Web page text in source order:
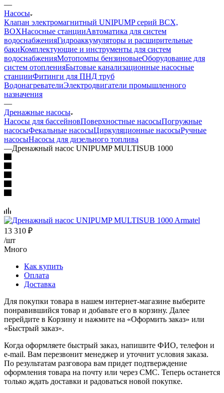
—
Насосы
Клапан электромагнитный UNIPUMP серий BCX,
BOXНасосные станцииАвтоматика для систем
водоснабженияГидроаккумуляторы и расширительные
бакиКомплектующие и инструменты для систем
водоснабженияМотопомпы бензиновыеОборудование для
систем отопленияБытовые канализационные насосные
станцииФитинги для ПНД труб
ВодонагревателиЭлектродвигатели промышленного
назначения
—
Дренажные насосы
Насосы для бассейновПоверхностные насосыПогружные
насосыФекальные насосыЦиркуляционные насосыРучные
насосыНасосы для дизельного топлива
—Дренажный насос UNIPUMP MULTISUB 1000
13 310 ₽
/шт
Много
Как купить
Оплата
Доставка
Для покупки товара в нашем интернет-магазине выберите
понравившийся товар и добавьте его в корзину. Далее
перейдите в Корзину и нажмите на «Оформить заказ» или
«Быстрый заказ».
Когда оформляете быстрый заказ, напишите ФИО, телефон и
e-mail. Вам перезвонит менеджер и уточнит условия заказа.
По результатам разговора вам придет подтверждение
оформления товара на почту или через СМС. Теперь останется
только ждать доставки и радоваться новой покупке.